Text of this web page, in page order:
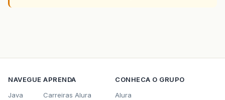
NAVEGUE
Java
APRENDA
Carreiras Alura
CONHECA O GRUPO
Alura